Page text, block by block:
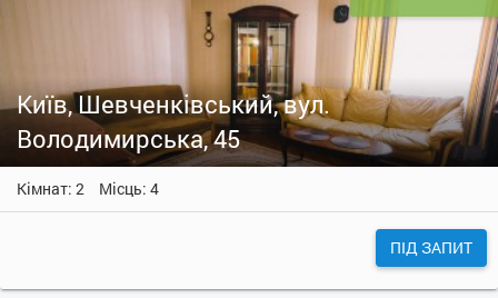
Київ, Шевченківський, вул.
Володимирська, 45
Кімнат: 2 Місць: 4
ПІД ЗАПИТ